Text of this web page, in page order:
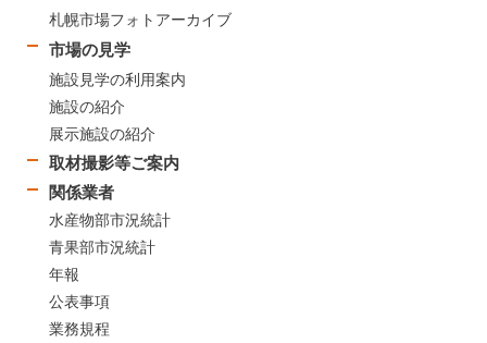
札幌市場フォトアーカイブ
市場の見学
施設見学の利用案内
施設の紹介
展示施設の紹介
取材撮影等ご案内
関係業者
水産物部市況統計
青果部市況統計
年報
公表事項
業務規程